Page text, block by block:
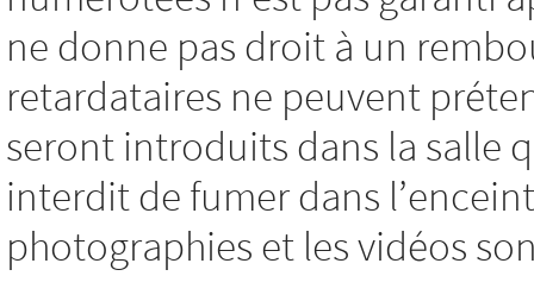
ne donne pas droit à un
retardataires ne peuvent
seront introduits dans la salle
interdit de fumer dans
photographies et les vidéos